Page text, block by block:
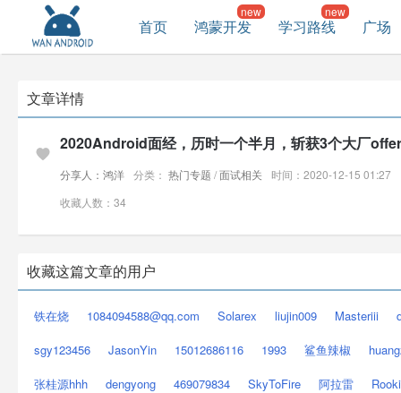
首页 鸿蒙开发 学习路线 广场
文章详情
2020Android面经，历时一个半月，斩获3个大厂offer
分享人：鸿洋 分类： 热门专题 /面试相关
时间：2020-12-15 01:27
收藏人数：34
收藏这篇文章的用户
铁在烧 1084094588@qq.com Solarex liujin009 Masteriii
sgy123456
JasonYin 15012686116 1993 鲨鱼辣椒
张桂源hhh
dengyong 469079834 SkyToFire 阿拉雷